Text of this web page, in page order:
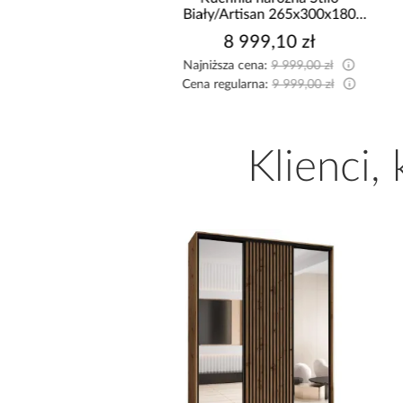
Biały/Artisan 265x300x180
8 999,10 zł
Najniższa cena:9 999,00 zł
Cena regularna:9 999,00 zł
Klienci,